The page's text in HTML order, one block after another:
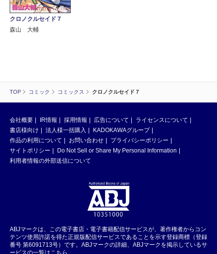
TOP コミック コミックス クロノクルセイド７
クロノクルセイド７
森山 大輔
会社概要 IR情報 採用情報 広告について
ライセンスについて
書店様向け
法人様一括購入
KADOKAWAグループ
作品の利用について
お問い合わせ
プライバシーポリシー
サイトポリシー
Do Not Sell or Share My Personal Information
利用者情報の外部送信について
ABJマークは、この電子書店・電子書籍配信サービスが、著作権者からコン
テンツ使用許諾を得た正規版配信サービスであることを示す登録商標（登録
番号 第6091713号）です。ABJマークの詳細、ABJマークを掲示しているサ
ービスの一覧はこちら。